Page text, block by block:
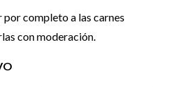
por completo a las carnes
con moderación.